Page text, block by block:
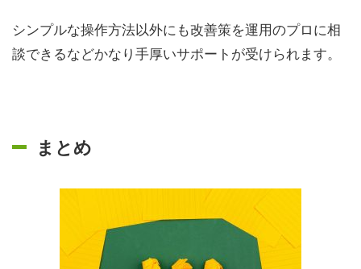
シンプルな操作方法以外にも改善策を運用のプロに相
談できるなどかなり手厚いサポートが受けられます。
まとめ